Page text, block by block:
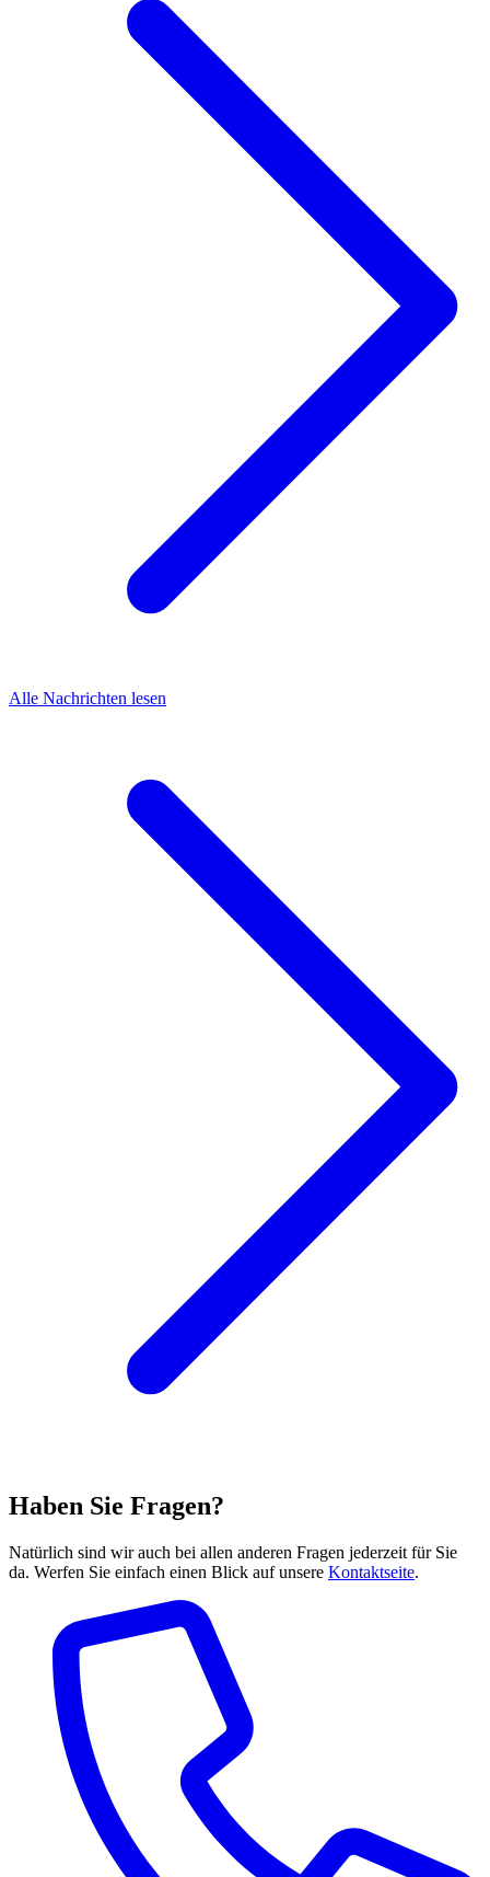
Alle Nachrichten lesen
Haben Sie Fragen?
Natürlich sind wir auch bei allen anderen Fragen jederzeit für Sie
da. Werfen Sie einfach einen Blick auf unsere Kontaktseite.